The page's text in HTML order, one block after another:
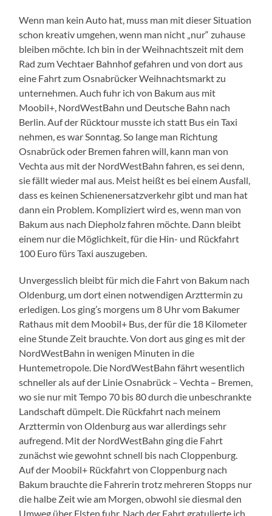
Wenn man kein Auto hat, muss man mit dieser Situation
schon kreativ umgehen, wenn man nicht „nur“ zuhause
bleiben möchte. Ich bin in der Weihnachtszeit mit dem
Rad zum Vechtaer Bahnhof gefahren und von dort aus
eine Fahrt zum Osnabrücker Weihnachtsmarkt zu
unternehmen. Auch fuhr ich von Bakum aus mit
Moobil+, NordWestBahn und Deutsche Bahn nach
Berlin. Auf der Rücktour musste ich statt Bus ein Taxi
nehmen, es war Sonntag. So lange man Richtung
Osnabrück oder Bremen fahren will, kann man von
Vechta aus mit der NordWestBahn fahren, es sei denn,
sie fällt wieder mal aus. Meist heißt es bei einem Ausfall,
dass es keinen Schienenersatzverkehr gibt und man hat
dann ein Problem. Kompliziert wird es, wenn man von
Bakum aus nach Diepholz fahren möchte. Dann bleibt
einem nur die Möglichkeit, für die Hin- und Rückfahrt
100 Euro fürs Taxi auszugeben.
Unvergesslich bleibt für mich die Fahrt von Bakum nach
Oldenburg, um dort einen notwendigen Arzttermin zu
erledigen. Los ging’s morgens um 8 Uhr vom Bakumer
Rathaus mit dem Moobil+ Bus, der für die 18 Kilometer
eine Stunde Zeit brauchte. Von dort aus ging es mit der
NordWestBahn in wenigen Minuten in die
Huntemetropole. Die NordWestBahn fährt wesentlich
schneller als auf der Linie Osnabrück – Vechta – Bremen,
wo sie nur mit Tempo 70 bis 80 durch die unbeschrankte
Landschaft dümpelt. Die Rückfahrt nach meinem
Arzttermin von Oldenburg aus war allerdings sehr
aufregend. Mit der NordWestBahn ging die Fahrt
zunächst wie gewohnt schnell bis nach Cloppenburg.
Auf der Moobil+ Rückfahrt von Cloppenburg nach
Bakum brauchte die Fahrerin trotz mehreren Stopps nur
die halbe Zeit wie am Morgen, obwohl sie diesmal den
Umweg über Elsten fuhr. Nach der Fahrt gratulierte ich